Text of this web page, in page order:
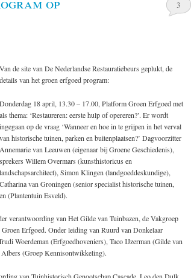
3
Van de site van De Nederlandse Restauratiebeurs geplukt, de
details van het groen erfgoed program:
Donderdag 18 april, 13.30 – 17.00, Platform Groen Erfgoed met
als thema: ‘Restaureren: eerste hulp of opereren?’. Er wordt
ingegaan op de vraag ‘Wanneer en hoe in te grijpen in het verval
van historische tuinen, parken en buitenplaatsen?’ Dagvoorzitter
Annemarie van Leeuwen (eigenaar bij Groene Geschiedenis),
sprekers Willem Overmars (kunsthistoricus en
landschapsarchitect), Simon Klingen (landgoeddeskundige),
Catharina van Groningen (senior specialist historische tuinen,
(Plantentuin Esveld).
verantwoording van Het Gilde van Tuinbazen, de Vakgroep
Erfgoed. Onder leiding van Ruurd van Donkelaar
Woerdeman (Erfgoedhoveniers), Taco IJzerman (Gilde van
Albers (Groep Kennisontwikkeling).